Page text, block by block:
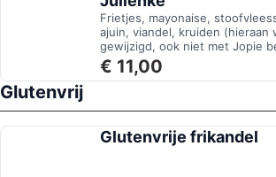
Frietjes, mayonaise,
ajuin, viandel, kruiden (hieraan
gewijzigd, ook niet met Jopie
€ 11,00
Glutenvrij
Glutenvrije frikandel